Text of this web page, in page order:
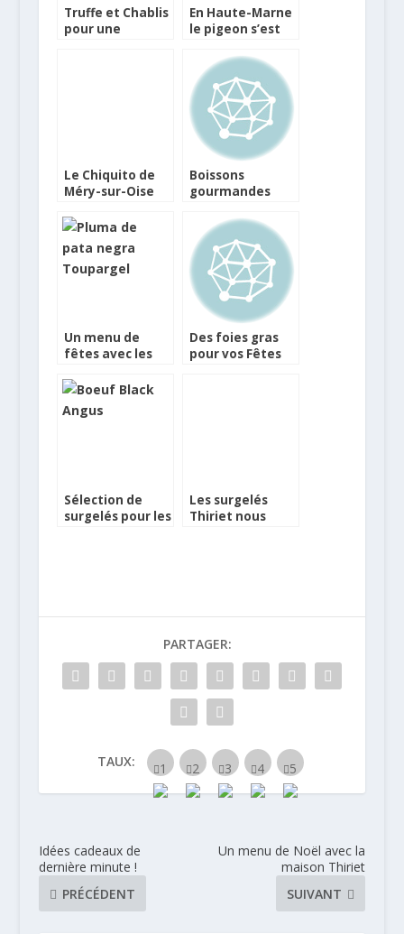
Truffe et Chablis
pour une
En Haute-Marne
le pigeon s’est
Le Chiquito de
Méry-sur-Oise
Collect et c’est
bon !
Boissons
gourmandes
chez Costa
Coffee
Un menu de
fêtes avec les
Toupargel
Des foies gras
pour vos Fêtes
Sélection de
surgelés pour les
Les surgelés
Thiriet nous
PARTAGER:
TAUX:
Idées cadeaux de
dernière minute !
PRÉCÉDENT
Un menu de Noël avec la
maison Thiriet
SUIVANT